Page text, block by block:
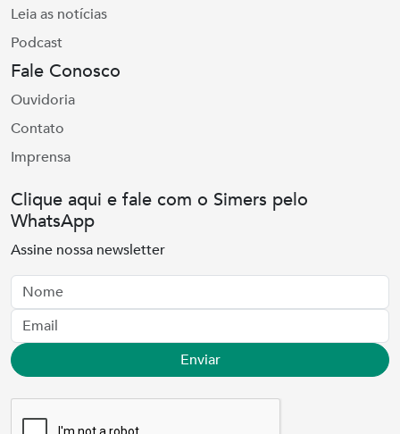
Leia as notícias
Podcast
Fale Conosco
Ouvidoria
Contato
Imprensa
Clique aqui e fale com o Simers pelo
WhatsApp
Assine nossa newsletter
Nome
Email
Enviar